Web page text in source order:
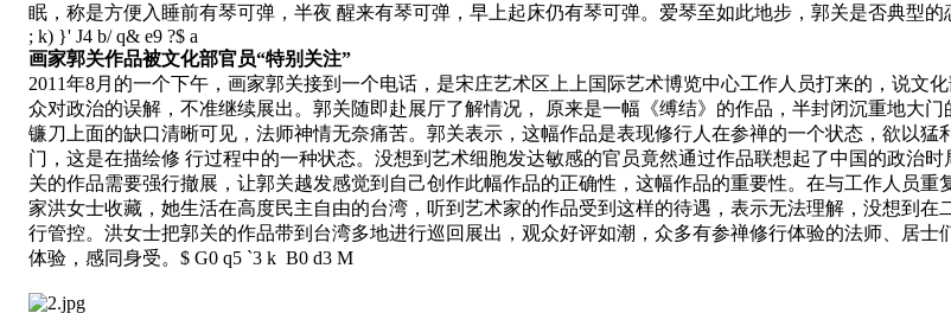
眠，称是方便入睡前有琴可弹，半夜 醒来有琴可弹，早上起床仍有琴可弹。爱琴至如此地步，郭关是否典型的
; k) }' J4 b/ q& e9 ?$ a
画家郭关作品被文化部官员“特别关注”
2011年8月的一个下午，画家郭关接到一个电话，是宋庄艺术区上上国际艺术博览中心工作人员打来的，说
众对政治的误解，不准继续展出。郭关随即赴展厅了解情况， 原来是一幅《缚结》的作品，半封闭沉重地大
镰刀上面的缺口清晰可见，法师神情无奈痛苦。郭关表示，这幅作品是表现修行人在参禅的一个状态，欲以
门，这是在描绘修 行过程中的一种状态。没想到艺术细胞发达敏感的官员竟然通过作品联想起了中国的政治
关的作品需要强行撤展，让郭关越发感觉到自己创作此幅作品的正确性，这幅作品的重要性。在与工作人员
家洪女士收藏，她生活在高度民主自由的台湾，听到艺术家的作品受到这样的待遇，表示无法理解，没想到
行管控。洪女士把郭关的作品带到台湾多地进行巡回展出，观众好评如潮，众多有参禅修行体验的法师、居
体验，感同身受。 $ G0 q5 `3 k B0 d3 M